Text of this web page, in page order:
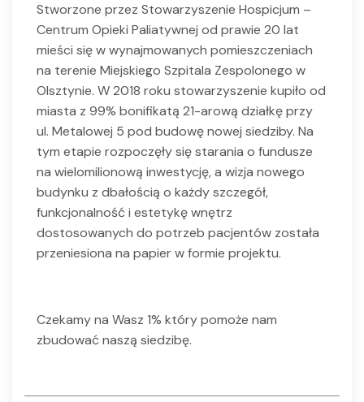
Stworzone przez Stowarzyszenie Hospicjum –
Centrum Opieki Paliatywnej od prawie 20 lat
mieści się w wynajmowanych pomieszczeniach
na terenie Miejskiego Szpitala Zespolonego w
Olsztynie. W 2018 roku stowarzyszenie kupiło od
miasta z 99% bonifikatą 21-arową działkę przy
ul. Metalowej 5 pod budowę nowej siedziby. Na
tym etapie rozpoczęły się starania o fundusze
na wielomilionową inwestycję, a wizja nowego
budynku z dbałością o każdy szczegół,
funkcjonalność i estetykę wnętrz
dostosowanych do potrzeb pacjentów została
przeniesiona na papier w formie projektu.
Czekamy na Wasz 1% który pomoże nam
zbudować naszą siedzibę.